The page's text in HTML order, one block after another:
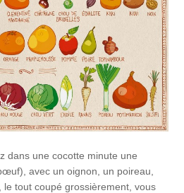
dans une cocotte minute une
avec un oignon, un poireau,
tout coupé grossièrement, vous